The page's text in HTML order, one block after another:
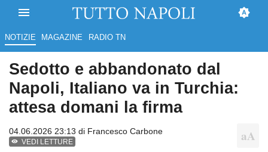
NOTIZIE MAGAZINE RADIO TN
Sedotto e abbandonato dal
Napoli, Italiano va in Turchia:
attesa domani la firma
04.06.2026 23:13 di Francesco Carbone
VEDI LETTURE